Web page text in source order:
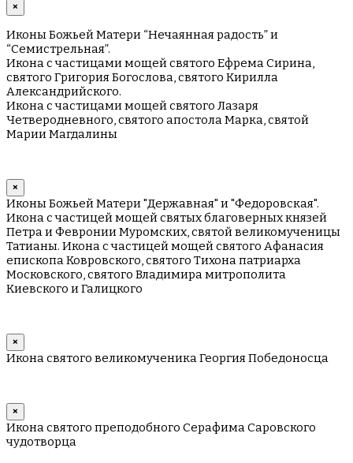
×
Иконы Божьей Матери “Нечаянная радость” и
“Семистрельная”.
Икона с частицами мощей святого Ефрема Сирина,
святого Григория Богослова, святого Кирилла
Александрийского.
Икона с частицами мощей святого Лазаря
Четверодневного, святого апостола Марка, святой
Марии Магдалины
×
Иконы Божьей Матери "Державная" и "Федоровская".
Икона с частицей мощей святых благоверных князей
Петра и Февронии Муромских, святой великомученицы
Татианы. Икона с частицей мощей святого Афанасия
епископа Ковровского, святого Тихона патриарха
Московского, святого Владимира митрополита
Киевского и Галицкого
×
Икона святого великомученика Георгия Победоносца
×
Икона святого преподобного Серафима Саровского
чудотворца